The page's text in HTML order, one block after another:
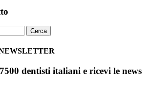
Cerca
dentisti italiani e ricevi le news